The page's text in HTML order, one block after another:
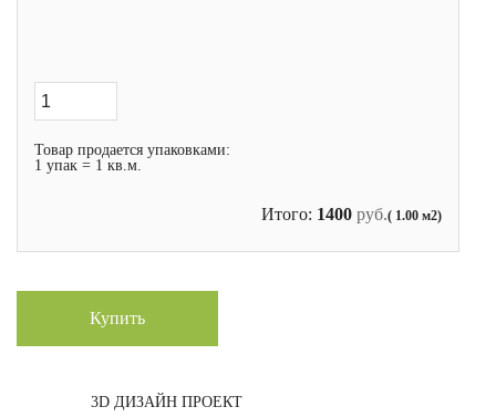
Товар продается упаковками:
1 упак = 1 кв.м.
Итого: 1400 руб.( 1.00 м2)
Купить
3D ДИЗАЙН ПРОЕКТ